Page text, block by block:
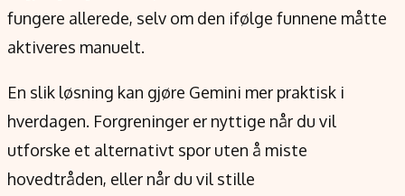
fungere allerede, selv om den ifølge funnene måtte
aktiveres manuelt.
En slik løsning kan gjøre Gemini mer praktisk i
hverdagen. Forgreninger er nyttige når du vil
utforske et alternativt spor uten å miste
hovedtråden, eller når du vil stille